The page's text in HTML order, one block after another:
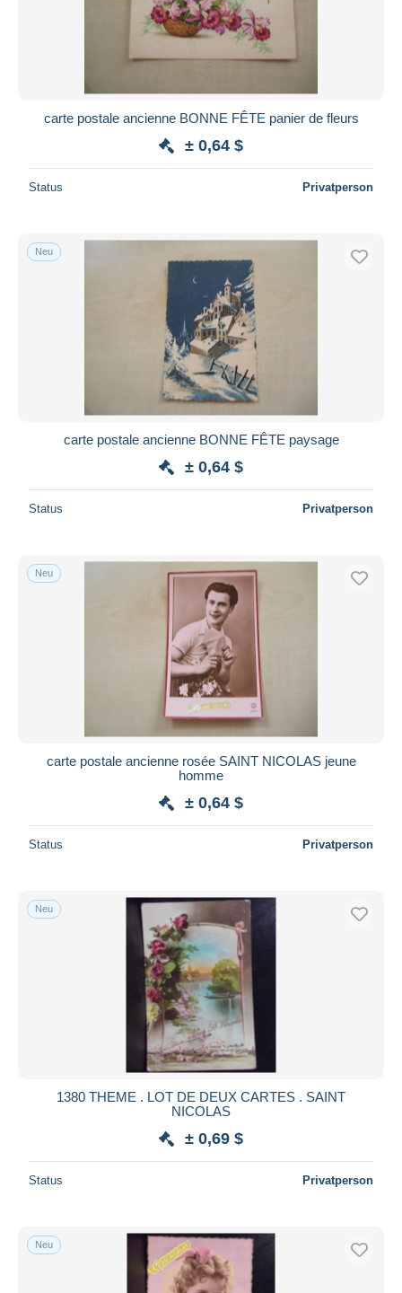
carte postale ancienne BONNE FÊTE panier de fleurs
± 0,64 $
Status Privatperson
Neu
carte postale ancienne BONNE FÊTE paysage
± 0,64 $
Status Privatperson
Neu
carte postale ancienne rosée SAINT NICOLAS jeune
homme
± 0,64 $
Status Privatperson
Neu
1380 THEME . LOT DE DEUX CARTES . SAINT
NICOLAS
± 0,69 $
Status Privatperson
Neu